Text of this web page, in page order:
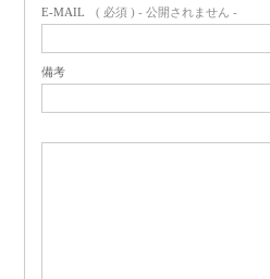
E-MAIL ( 必須 ) - 公開されません -
備考